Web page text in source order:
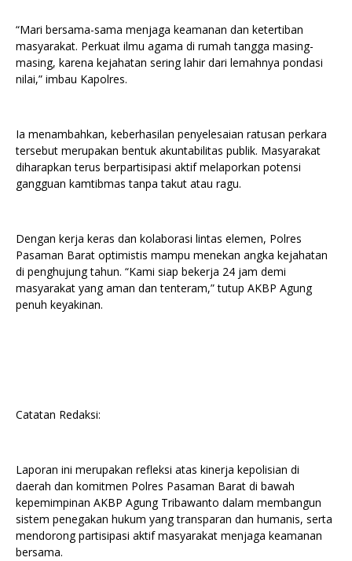
“Mari bersama-sama menjaga keamanan dan ketertiban
masyarakat. Perkuat ilmu agama di rumah tangga masing-
masing, karena kejahatan sering lahir dari lemahnya pondasi
nilai,” imbau Kapolres.
Ia menambahkan, keberhasilan penyelesaian ratusan perkara
tersebut merupakan bentuk akuntabilitas publik. Masyarakat
diharapkan terus berpartisipasi aktif melaporkan potensi
gangguan kamtibmas tanpa takut atau ragu.
Dengan kerja keras dan kolaborasi lintas elemen, Polres
Pasaman Barat optimistis mampu menekan angka kejahatan
di penghujung tahun. “Kami siap bekerja 24 jam demi
masyarakat yang aman dan tenteram,” tutup AKBP Agung
penuh keyakinan.
Catatan Redaksi:
Laporan ini merupakan refleksi atas kinerja kepolisian di
daerah dan komitmen Polres Pasaman Barat di bawah
kepemimpinan AKBP Agung Tribawanto dalam membangun
sistem penegakan hukum yang transparan dan humanis, serta
mendorong partisipasi aktif masyarakat menjaga keamanan
bersama.